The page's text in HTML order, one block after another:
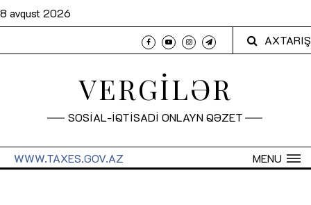
8 avqust 2026
AXTARIŞ
VERGİLƏR
SOSİAL-İQTİSADİ ONLAYN QƏZET
MENU
WWW.TAXES.GOV.AZ